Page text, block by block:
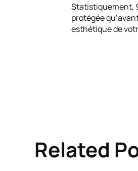
Statistiquement,
protégée
esthétique de
Related